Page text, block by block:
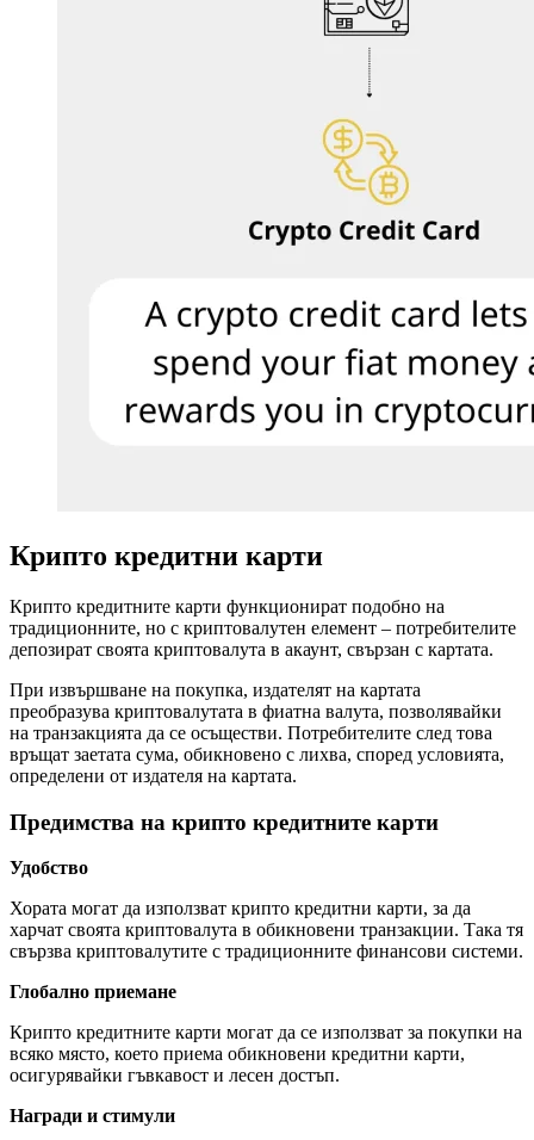
Крипто кредитни карти
Крипто кредитните карти функционират подобно на
традиционните, но с криптовалутен елемент – потребителите
депозират своята криптовалута в акаунт, свързан с картата.
При извършване на покупка, издателят на картата
преобразува криптовалутата в фиатна валута, позволявайки
на транзакцията да се осъществи. Потребителите след това
връщат заетата сума, обикновено с лихва, според условията,
определени от издателя на картата.
Предимства на крипто кредитните карти
Удобство
Хората могат да използват крипто кредитни карти, за да
харчат своята криптовалута в обикновени транзакции. Така тя
свързва криптовалутите с традиционните финансови системи.
Глобално приемане
Крипто кредитните карти могат да се използват за покупки на
всяко място, което приема обикновени кредитни карти,
осигурявайки гъвкавост и лесен достъп.
Награди и стимули